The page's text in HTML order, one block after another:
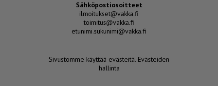
Sähköpostiosoitteet
ilmoitukset@vakka.fi
toimitus@vakka.fi
etunimi.sukunimi@vakka.fi
Sivustomme käyttää evästeitä. Evästeiden
hallinta